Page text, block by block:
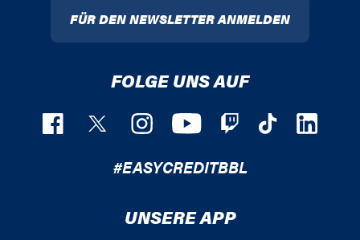
FÜR DEN NEWSLETTER ANMELDEN
FOLGE UNS AUF
#EASYCREDITBBL
UNSERE APP